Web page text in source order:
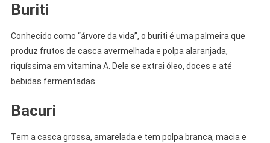
Buriti
Conhecido como “árvore da vida”, o buriti é uma palmeira que
produz frutos de casca avermelhada e polpa alaranjada,
riquíssima em vitamina A. Dele se extrai óleo, doces e até
bebidas fermentadas.
Bacuri
Tem a casca grossa, amarelada e tem polpa branca, macia e